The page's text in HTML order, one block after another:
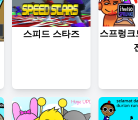
스피드 스타즈
스프렁크